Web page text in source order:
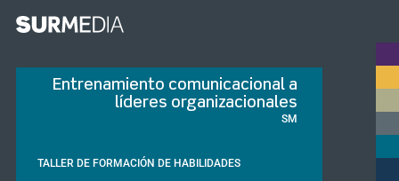
Entrenamiento comunicacional a
líderes organizacionales
SM
TALLER DE FORMACIÓN DE HABILIDADES